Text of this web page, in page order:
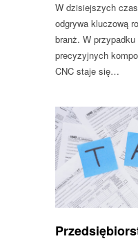
W dzisiejszych
odgrywa kluczową
branż. W przypadku
precyzyjnych
CNC staje się…